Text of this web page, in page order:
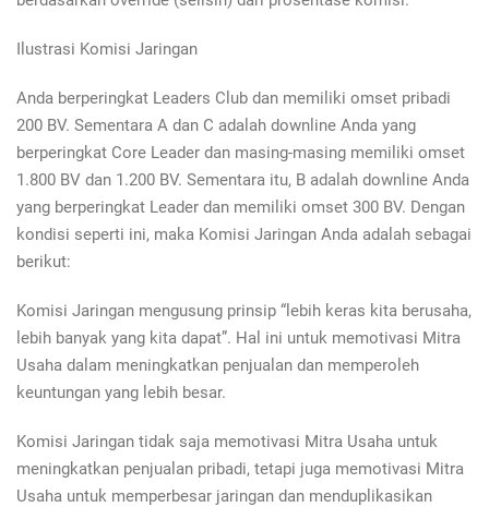
Ilustrasi Komisi Jaringan
Anda berperingkat Leaders Club dan memiliki omset pribadi
200 BV. Sementara A dan C adalah downline Anda yang
berperingkat Core Leader dan masing-masing memiliki omset
1.800 BV dan 1.200 BV. Sementara itu, B adalah downline Anda
yang berperingkat Leader dan memiliki omset 300 BV. Dengan
kondisi seperti ini, maka Komisi Jaringan Anda adalah sebagai
berikut:
Komisi Jaringan mengusung prinsip “lebih keras kita berusaha,
lebih banyak yang kita dapat”. Hal ini untuk memotivasi Mitra
Usaha dalam meningkatkan penjualan dan memperoleh
keuntungan yang lebih besar.
Komisi Jaringan tidak saja memotivasi Mitra Usaha untuk
meningkatkan penjualan pribadi, tetapi juga memotivasi Mitra
Usaha untuk memperbesar jaringan dan menduplikasikan